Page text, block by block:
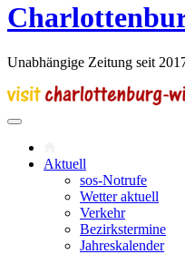
Unabhängige Zeitung seit
Aktuell
sos-Notrufe
Wetter aktuell
Verkehr
Bezirkstermine
Jahreskalender